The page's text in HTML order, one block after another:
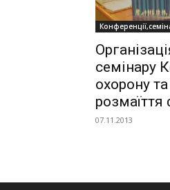
семінару
охорону
розмаїття
07.11.2013